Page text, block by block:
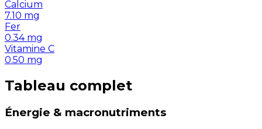
Calcium
7.10 mg
Fer
0.34 mg
Vitamine C
0.50 mg
Tableau complet
Énergie & macronutriments